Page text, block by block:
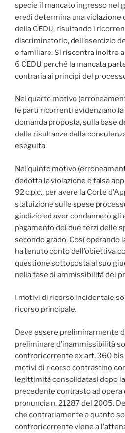
specie il mancato ingresso nel
eredi determina una violazione
della CEDU, risultando i
discriminatorio, dell’esercizio
e familiare. Si riscontra inoltre
6 CEDU perché la mancata
contraria ai principi del
Nel quarto motivo
le parti ricorrenti evidenziano
domanda proposta, sulla base
delle risultanze della
eseguita.
Nel quinto motivo
dedotta la violazione e falsa
92 c.p.c., per avere la Corte
statuizione sulle spese
giudizio ed aver condannato gli
pagamento dei due terzi delle
secondo grado. Così operando
ha tenuto conto dell’obiettiva
questione sottoposta al suo
nella fase di ammissibilità dei
I motivi di ricorso incidentale
ricorso principale.
Deve essere preliminarmente
preliminare d’inammissibilità
controricorrente ex art. 360 bis
motivi di ricorso contrastino
legittimità consolidatasi dopo
precedente contrasto ad opera
pronuncia n. 21287 del 2005.
che contrariamente a quanto
controricorrente viene